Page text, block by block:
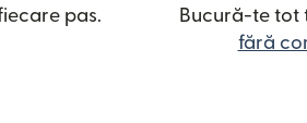
pas.
Bucură-te tot
fără